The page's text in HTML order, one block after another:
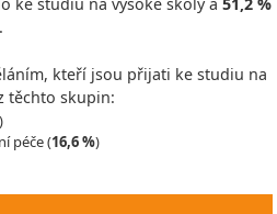
kteří jsou přijati ke studiu na
těchto skupin:
péče (16,6 %)